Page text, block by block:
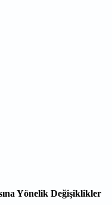
Yönelik Değişiklikler